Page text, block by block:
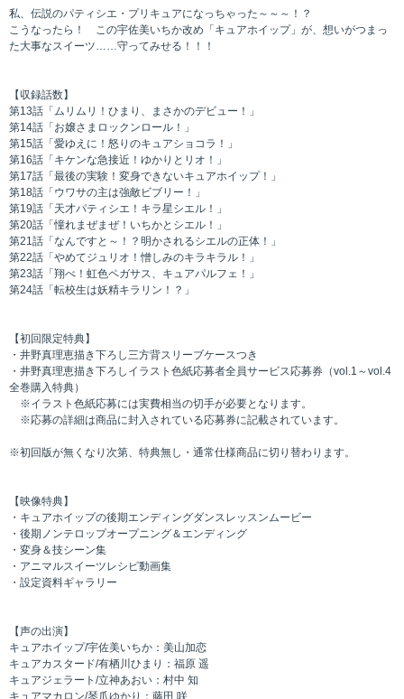
私、伝説のパティシエ・プリキュアになっちゃった～～～！？
こうなったら！ この宇佐美いちか改め「キュアホイップ」が、想いがつまっ
た大事なスイーツ……守ってみせる！！！
【収録話数】
第13話「ムリムリ！ひまり、まさかのデビュー！」
第14話「お嬢さまロックンロール！」
第15話「愛ゆえに！怒りのキュアショコラ！」
第16話「キケンな急接近！ゆかりとリオ！」
第17話「最後の実験！変身できないキュアホイップ！」
第18話「ウワサの主は強敵ビブリー！」
第19話「天才パティシエ！キラ星シエル！」
第20話「憧れまぜまぜ！いちかとシエル！」
第21話「なんですと～！？明かされるシエルの正体！」
第22話「やめてジュリオ！憎しみのキラキラル！」
第23話「翔べ！虹色ペガサス、キュアパルフェ！」
第24話「転校生は妖精キラリン！？」
【初回限定特典】
・井野真理恵描き下ろし三方背スリーブケースつき
・井野真理恵描き下ろしイラスト色紙応募者全員サービス応募券（vol.1～vol.4
全巻購入特典）
※イラスト色紙応募には実費相当の切手が必要となります。
※応募の詳細は商品に封入されている応募券に記載されています。
※初回版が無くなり次第、特典無し・通常仕様商品に切り替わります。
【映像特典】
・キュアホイップの後期エンディングダンスレッスンムービー
・後期ノンテロップオープニング＆エンディング
・変身＆技シーン集
・アニマルスイーツレシピ動画集
・設定資料ギャラリー
【声の出演】
キュアホイップ/宇佐美いちか：美山加恋
キュアカスタード/有栖川ひまり：福原 遥
キュアジェラート/立神あおい：村中 知
キュアマカロン/琴爪ゆかり：藤田 咲